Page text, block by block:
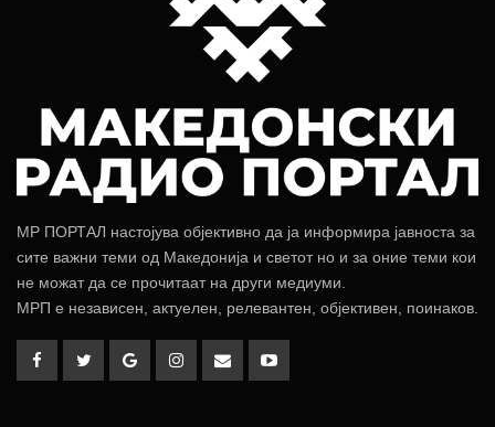
МР ПОРТАЛ настојува објективно да ја информира јавноста за
сите важни теми од Македонија и светот но и за оние теми кои
не можат да се прочитаат на други медиуми.
МРП е независен, актуелен, релевантен, објективен, поинаков.